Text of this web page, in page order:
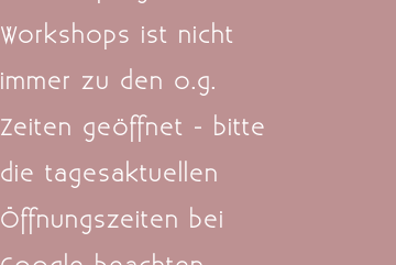
Workshops ist nicht
immer zu den o.g.
Zeiten geöffnet - bitte
die tagesaktuellen
Öffnungszeiten bei